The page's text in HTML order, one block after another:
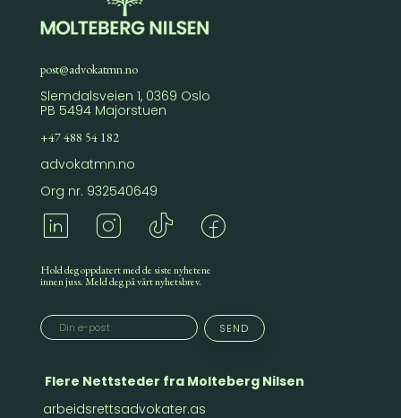
post@advokatmn.no
Slemdalsveien 1, 0369 Oslo
PB 5494 Majorstuen
+47 488 54 182
advokatmn.no
Org nr. 932540649
Hold deg oppdatert med de siste nyhetene
innen juss. Meld deg på vårt nyhetsbrev.
Flere Nettsteder fra Molteberg Nilsen
arbeidsrettsadvokater.as